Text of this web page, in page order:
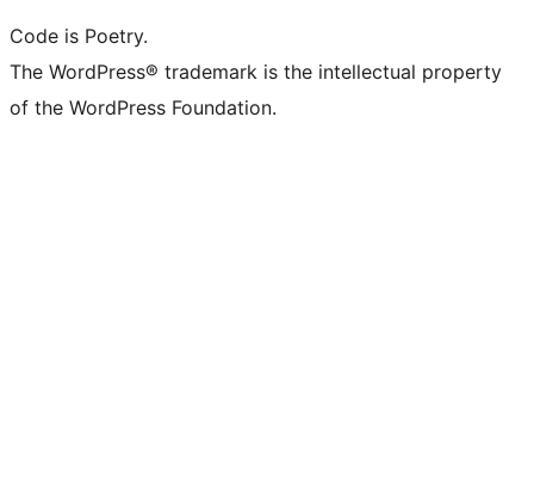
Code is Poetry.
The WordPress® trademark is the intellectual property
of the WordPress Foundation.